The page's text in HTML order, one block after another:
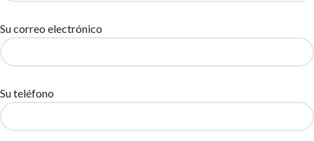
Su correo electrónico
Su teléfono